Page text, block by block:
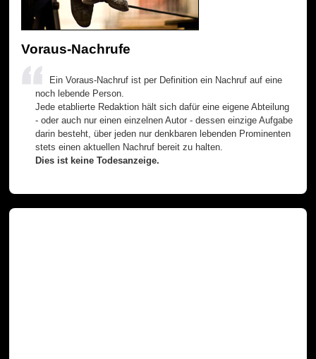
Voraus-Nachrufe
Ein Voraus-Nachruf ist per Definition ein Nachruf auf eine
noch lebende Person.
Jede etablierte Redaktion hält sich dafür eine eigene Abteilung
- oder auch nur einen einzelnen Autor - dessen einzige Aufgabe
darin besteht, über jeden nur denkbaren lebenden Prominenten
stets einen aktuellen Nachruf bereit zu halten.
Dies ist keine Todesanzeige.